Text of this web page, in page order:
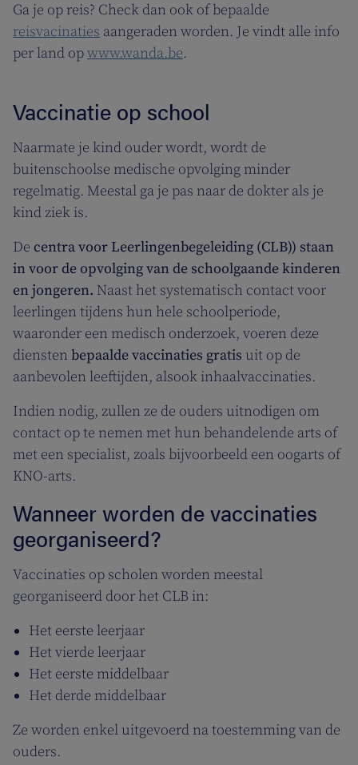
Ga je op reis? Check dan ook of bepaalde
reisvacinaties aangeraden worden. Je vindt alle info
per land opwww.wanda.be.
Vaccinatie op school
Naarmate je kind ouder wordt, wordt de
buitenschoolse medische opvolging minder
regelmatig. Meestal ga je pas naar de dokter als je
kind ziek is.
De centra voor Leerlingenbegeleiding (CLB)) staan
in voor de opvolging van de schoolgaande kinderen
en jongeren. Naast het systematisch contact voor
leerlingen tijdens hun hele schoolperiode,
waaronder een medisch onderzoek, voeren deze
diensten bepaalde vaccinaties gratis uit op de
aanbevolen leeftijden, alsook inhaalvaccinaties.
Indien nodig, zullen ze de ouders uitnodigen om
contact op te nemen met hun behandelende arts of
met een specialist, zoals bijvoorbeeld een oogarts of
KNO-arts.
Wanneer worden de vaccinaties
georganiseerd?
Vaccinaties op scholen worden meestal
georganiseerd door het CLB in:
Het eerste leerjaar
Het vierde leerjaar
Het eerste middelbaar
Het derde middelbaar
Ze worden enkel uitgevoerd na toestemming van de
ouders.